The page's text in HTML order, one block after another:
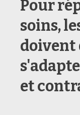
Pour
soins,
doivent
et